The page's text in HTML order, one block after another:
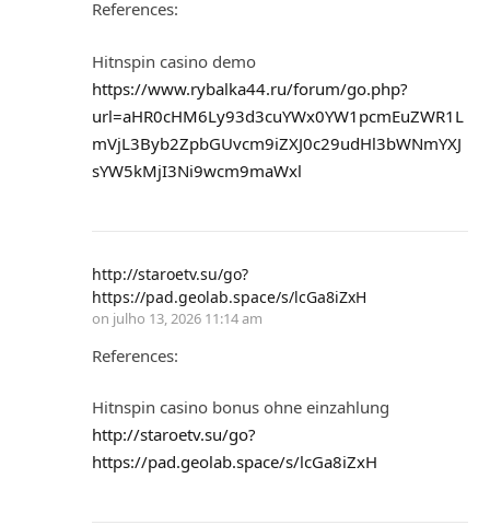
References:
Hitnspin casino demo
https://www.rybalka44.ru/forum/go.php?
url=aHR0cHM6Ly93d3cuYWx0YW1pcmEuZWR1L
mVjL3Byb2ZpbGUvcm9iZXJ0c29udHl3bWNmYXJ
sYW5kMjI3Ni9wcm9maWxl
http://staroetv.su/go?
https://pad.geolab.space/s/lcGa8iZxH
on julho 13, 2026 11:14 am
References:
Hitnspin casino bonus ohne einzahlung
http://staroetv.su/go?
https://pad.geolab.space/s/lcGa8iZxH